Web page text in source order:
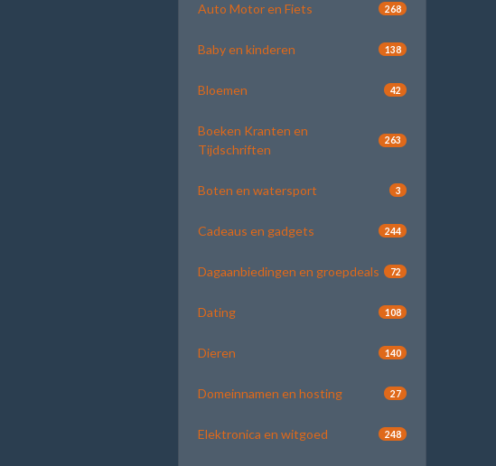
Auto Motor en Fiets 268
Baby en kinderen 138
Bloemen 42
Boeken Kranten en
Tijdschriften
263
Boten en watersport 3
Cadeaus en gadgets 244
Dagaanbiedingen en groepdeals 72
Dating 108
Dieren 140
Domeinnamen en hosting 27
Elektronica en witgoed 248